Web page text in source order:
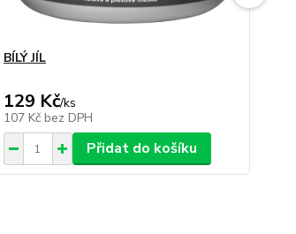
BÍLÝ JÍL
129 Kč/ks
107 Kč bez DPH
Přidat do košíku